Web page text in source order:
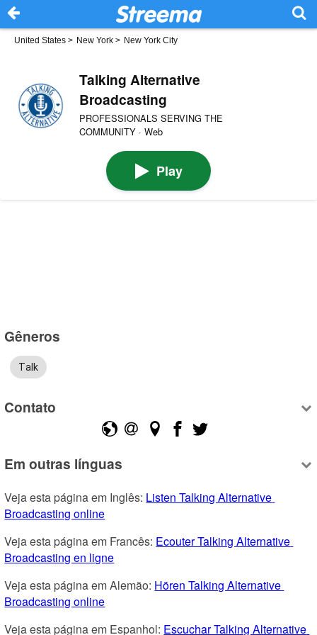
United States > New York > New York City
Talking Alternative
Broadcasting
PROFESSIONALS SERVING THE
COMMUNITY · Web
Play
Gêneros
Talk
Contato
Em outras línguas
Veja esta página em Inglês: Listen Talking Alternative
Broadcasting online
Veja esta página em Francês: Ecouter Talking Alternative
Broadcasting en ligne
Veja esta página em Alemão: Hören Talking Alternative
Broadcasting online
Veja esta página em Espanhol: Escuchar Talking Alternative